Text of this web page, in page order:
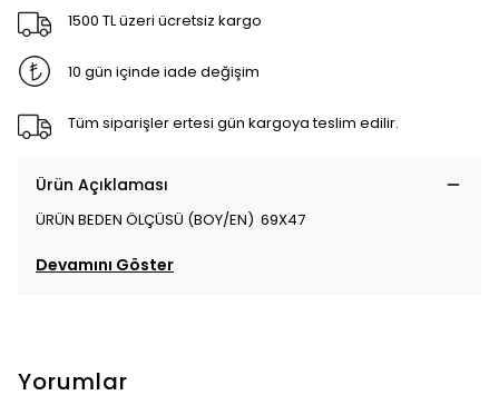
1500 TL üzeri ücretsiz kargo
10 gün içinde iade değişim
Tüm siparişler ertesi gün kargoya teslim edilir.
Ürün Açıklaması
ÜRÜN BEDEN ÖLÇÜSÜ (BOY/EN) 69X47
Devamını Göster
Yorumlar